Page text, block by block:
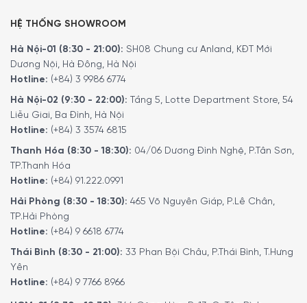
HỆ THỐNG SHOWROOM
Hà Nội-01 (8:30 - 21:00): SH08 Chung cư Anland, KĐT Mới
Dương Nội, Hà Đông, Hà Nội
Hotline: (+84) 3 9986 6774
Hà Nội-02 (9:30 - 22:00): Tầng 5, Lotte Department Store, 54
Liễu Giai, Ba Đình, Hà Nội
Hotline: (+84) 3 3574 6815
Thanh Hóa (8:30 - 18:30): 04/06 Dương Đình Nghệ, P.Tân Sơn,
TP.Thanh Hóa
Hotline: (+84) 91.222.0991
Hải Phòng (8:30 - 18:30): 465 Võ Nguyên Giáp, P.Lê Chân,
TP.Hải Phòng
Hotline: (+84) 9 6618 6774
Thái Bình (8:30 - 21:00): 33 Phan Bội Châu, P.Thái Bình, T.Hưng
Yên
Hotline: (+84) 9 7766 8966